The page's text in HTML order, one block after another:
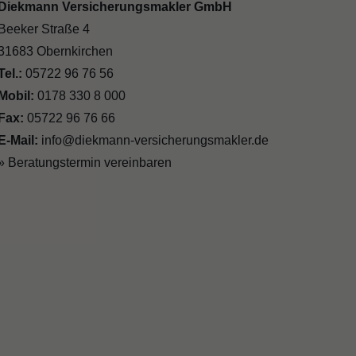
Diekmann Versicherungsmakler GmbH
Beeker Straße 4
Obernkirchen
05722 96 76 56
Mobil: 0178 330 8 000
Fax: 05722 96 76 66
E-Mail: info@diekmann-versicherungsmakler.de
Beratungstermin vereinbaren